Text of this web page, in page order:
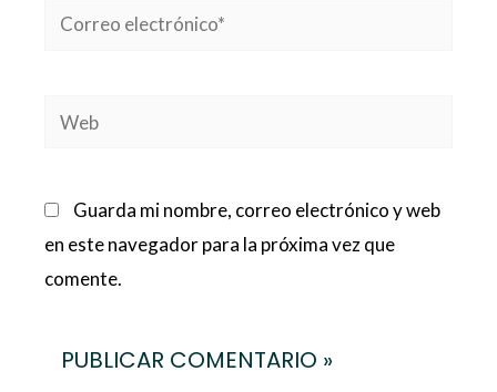
Correo
Web
Guarda mi nombre, correo electrónico y web
en este navegador para la próxima vez que
comente.